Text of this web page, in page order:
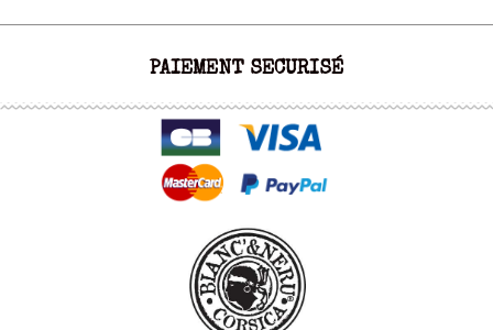
PAIEMENT SECURISÉ